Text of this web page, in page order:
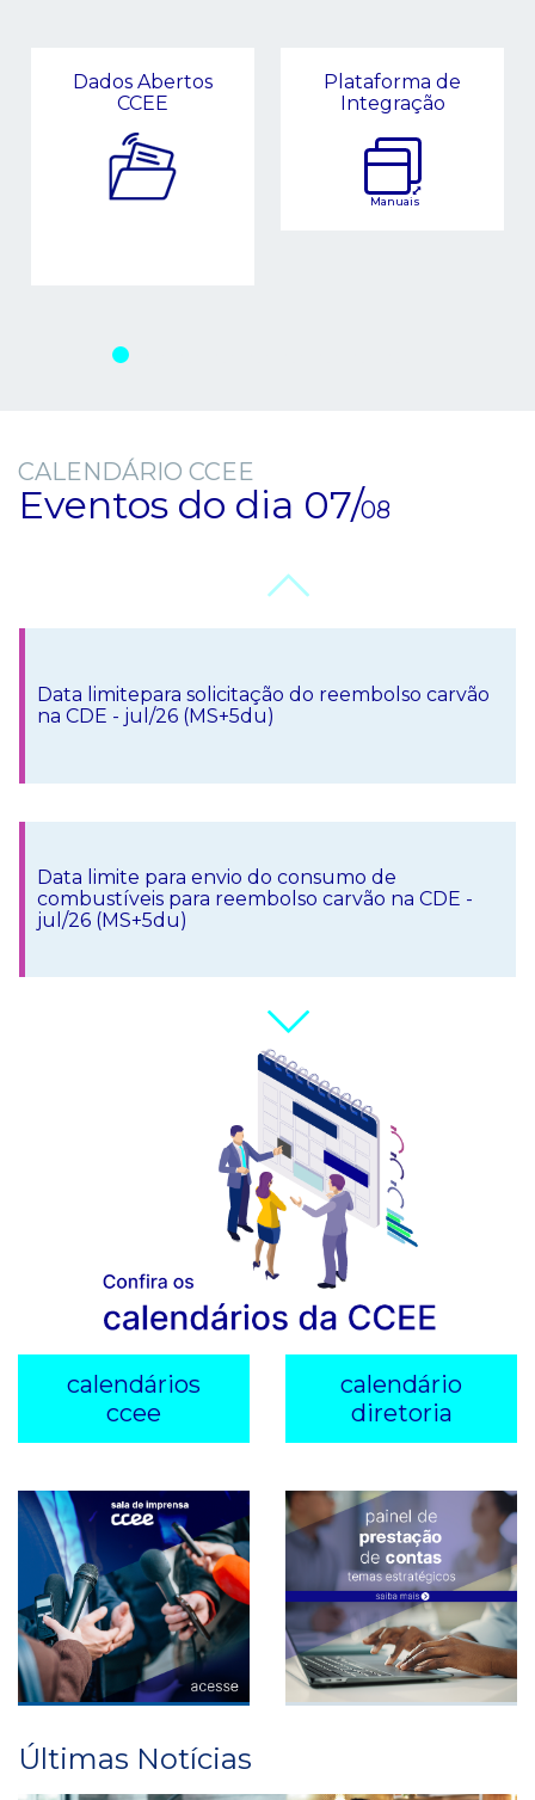
Dados Abertos
CCEE
Plataforma de
Integração
Manuais
CALENDÁRIO CCEE
Eventos do dia 07/08
Data limitepara solicitação do reembolso carvão
na CDE - jul/26 (MS+5du)
Data limite para envio do consumo de
combustíveis para reembolso carvão na CDE -
jul/26 (MS+5du)
Data limite para envio das certidões para o
repasse de subsídios da conta CDE - ago/26 (5du
antes da data prevista do reembolso)
Disponibilização do boleto para pagamento da
contribuição associativa e dos relatórios com os
resultados do cálculo dos votos - ago/26 (M+5du)
biomassa - jun/26 (X+7du)
Data limite para divulgação dos resultados da
Cessão de Energia de Reserva para usinas do tipo
eólica (se for o caso) - jun/26 (X+7du)
calendários
ccee
calendário
diretoria
Últimas Notícias